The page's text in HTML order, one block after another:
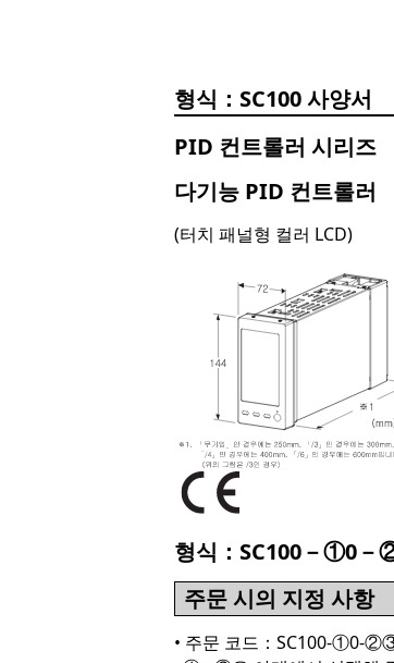
SC100
PID 컨트롤러 시리즈
다기능 PID 컨트롤러
(터치 패널형 컬러 LCD)
형식：SC100－①0
주문 시의 지정 사항
• 주문 코드：SC100-①0-